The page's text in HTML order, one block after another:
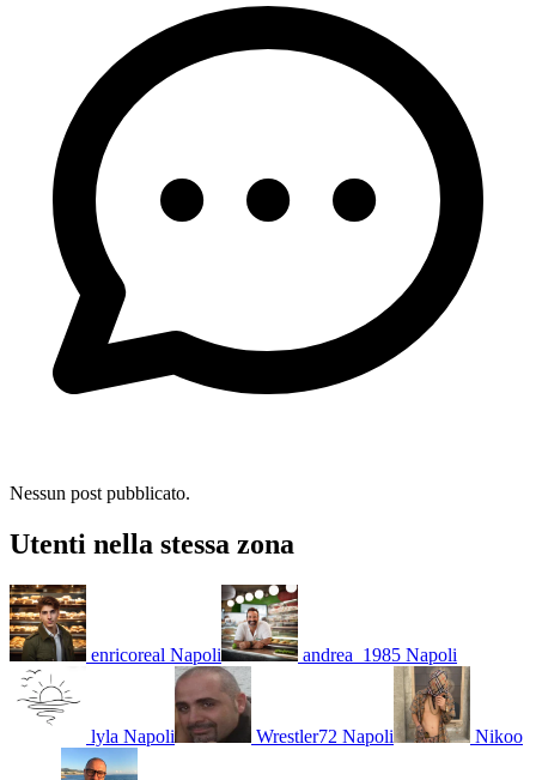
Nessun post pubblicato.
Utenti nella stessa zona
enricoreal Napoli andrea_1985 Napoli
lyla Napoli Wrestler72 Napoli Nikoo